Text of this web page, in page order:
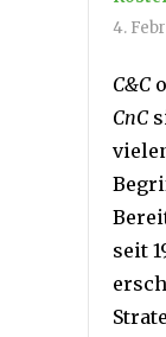
4.
C&C
CnC
seit